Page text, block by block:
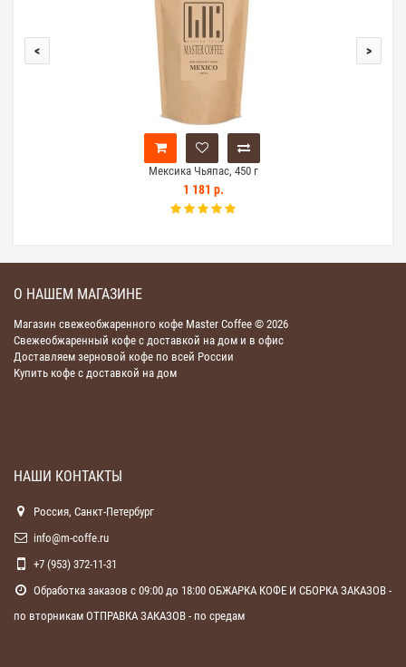
Мексика Чьяпас, 450 г
1 181 р.
< >
О НАШЕМ МАГАЗИНЕ
Магазин свежеобжаренного кофе Master Coffee © 2026
Свежеобжаренный кофе с доставкой на дом и в офис
Доставляем зерновой кофе по всей России
Купить кофе с доставкой на дом
НАШИ КОНТАКТЫ
Россия, Санкт-Петербург
info@m-coffe.ru
+7 (953) 372-11-31
Обработка заказов с 09:00 до 18:00 ОБЖАРКА КОФЕ И СБОРКА ЗАКАЗОВ -
по вторникам ОТПРАВКА ЗАКАЗОВ - по средам